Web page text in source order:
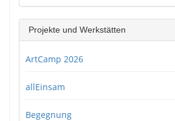
Projekte und Werkstätten
ArtCamp 2026
allEinsam
Begegnung